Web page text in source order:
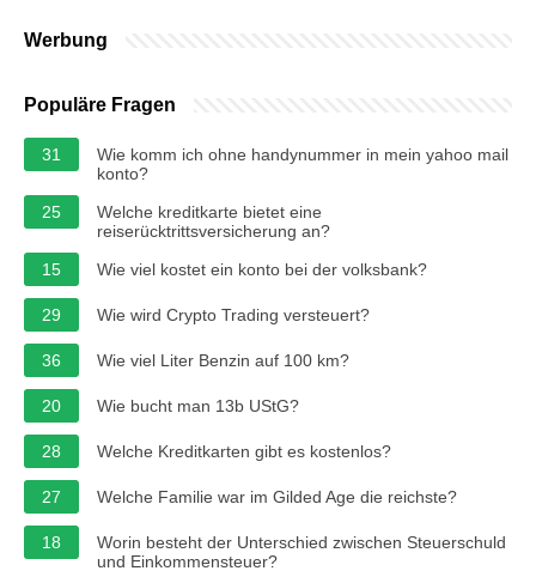
Werbung
Populäre Fragen
31
Wie komm ich ohne handynummer in mein yahoo mail
konto?
25
Welche kreditkarte bietet eine
reiserücktrittsversicherung an?
15
Wie viel kostet ein konto bei der volksbank?
29 Wie wird Crypto Trading versteuert?
36 Wie viel Liter Benzin auf 100 km?
20 Wie bucht man 13b UStG?
28 Welche Kreditkarten gibt es kostenlos?
27 Welche Familie war im Gilded Age die reichste?
18
Worin besteht der Unterschied zwischen Steuerschuld
und Einkommensteuer?